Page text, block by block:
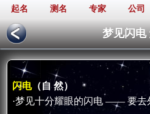
起名 测名 专家 公司
梦见闪电
闪电（自 然）
·梦见十分耀眼的闪电 —— 要去